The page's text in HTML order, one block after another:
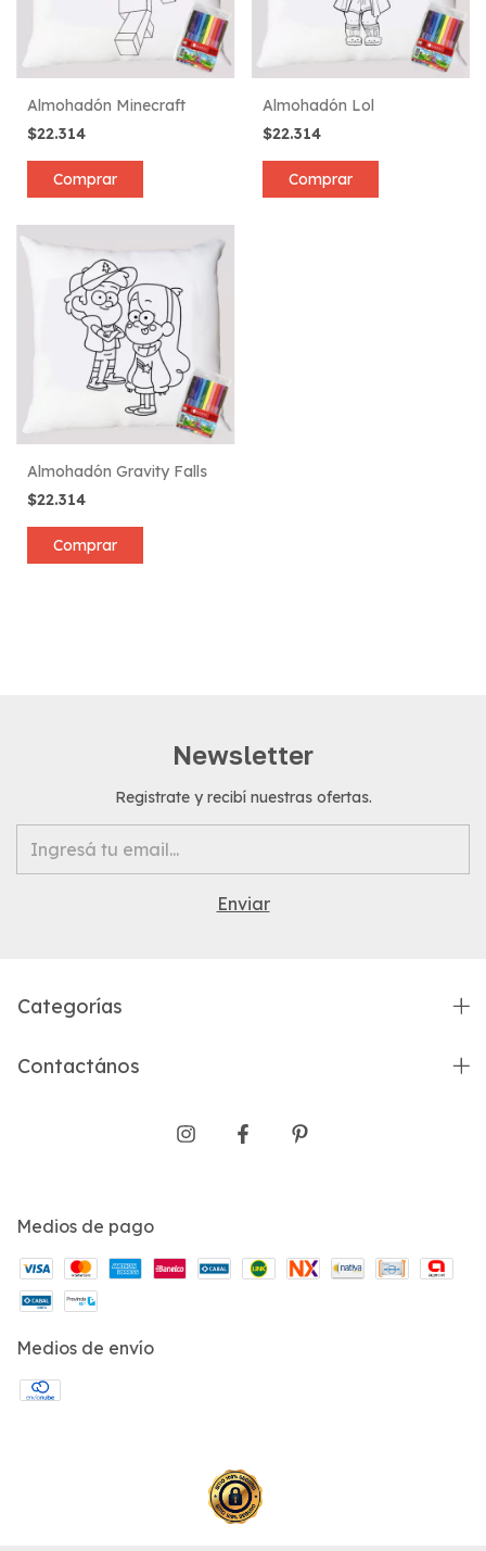
Almohadón Minecraft
$22.314
Comprar
Almohadón Lol
$22.314
Comprar
Almohadón Gravity Falls
$22.314
Comprar
Newsletter
Registrate y recibí nuestras ofertas.
Categorías
Contactános
Medios de pago
Medios de envío